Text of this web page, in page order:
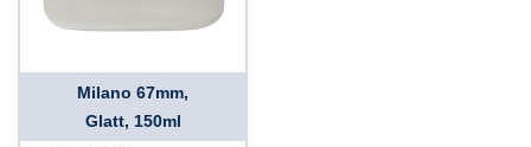
Milano 67mm,
Glatt, 150ml